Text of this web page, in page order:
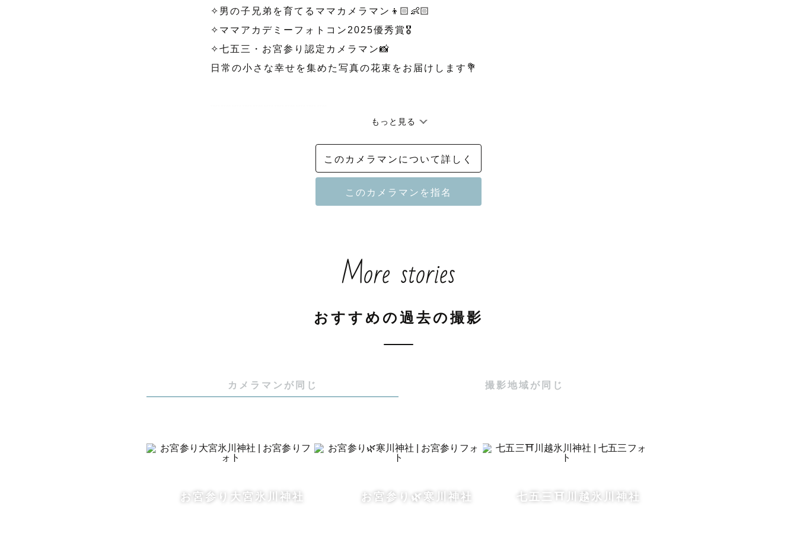
✧︎男の子兄弟を育てるママカメラマン👦🏻👶🏻‪‪
✧︎ママアカデミーフォトコン2025優秀賞🎖️
✧︎七五三・お宮参り認定カメラマン📸
日常の小さな幸せを集めた写真の花束をお届けします💐
お気軽に、みみちゃん、みみさん、 と呼んでいただけたら嬉しいです☺️
ゲスト様にとって 宝物  になるようなお写真が撮れるよう努めさせていただき
真を撮っています📸
「最近、人見知りが…」
もっと見る
このカメラマンについて詳しく
More stories
おすすめの過去の撮影
カメラマンが同じ 撮影地域が同じ
お宮参り大宮氷川神社 お宮参り‪‪🌿‬寒川神社 七五三⛩️川越氷川神社